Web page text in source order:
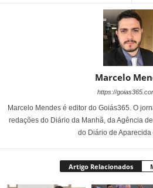
Marcelo
https://
Marcelo Mendes é editor do Goiás365. O
redações do Diário da Manhã, da Agência
do Diário de Aparecida
Artigo Relacionados